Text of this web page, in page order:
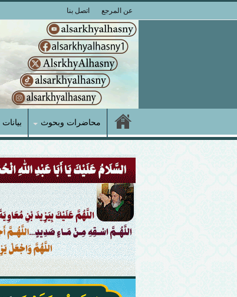
عن المرجع اتصل بنا
محاضرات وبحوث بيانات